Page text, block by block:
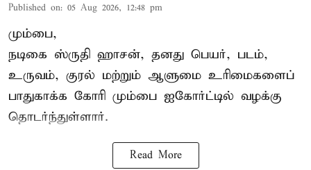
Published on: 05 Aug 2026, 12:48 pm
மும்பை,
நடிகை ஸ்ருதி ஹாசன், தனது பெயர், படம்,
உருவம், குரல் மற்றும் ஆளுமை உரிமைகளைப்
பாதுகாக்க கோரி மும்பை ஐகோர்ட்டில் வழக்கு
தொடர்ந்துள்ளார்.
Read More